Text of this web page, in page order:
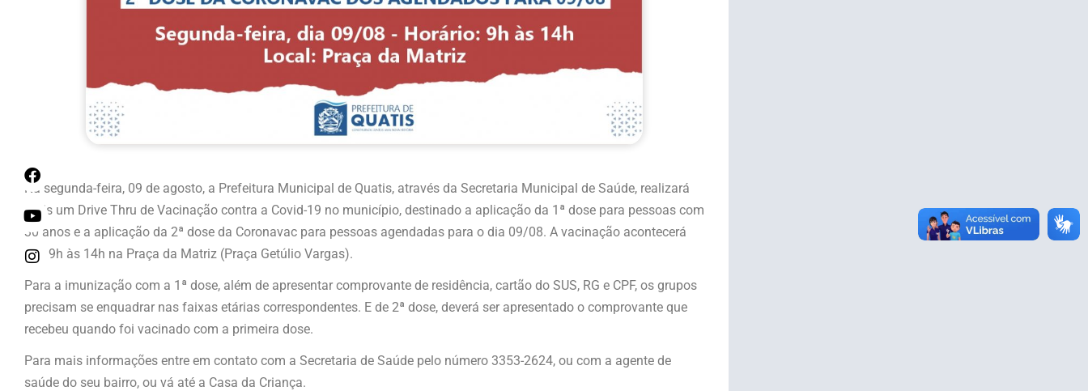
Na segunda-feira, 09 de agosto, a Prefeitura Municipal de Quatis, através da Secretaria Municipal de Saúde, realizará
mais um Drive Thru de Vacinação contra a Covid-19 no município, destinado a aplicação da 1ª dose para pessoas com
30 anos e a aplicação da 2ª dose da Coronavac para pessoas agendadas para o dia 09/08. A vacinação acontecerá
das 9h às 14h na Praça da Matriz (Praça Getúlio Vargas).
Para a imunização com a 1ª dose, além de apresentar comprovante de residência, cartão do SUS, RG e CPF, os grupos
precisam se enquadrar nas faixas etárias correspondentes. E de 2ª dose, deverá ser apresentado o comprovante que
recebeu quando foi vacinado com a primeira dose.
Para mais informações entre em contato com a Secretaria de Saúde pelo número 3353-2624, ou com a agente de
saúde do seu bairro, ou vá até a Casa da Criança.